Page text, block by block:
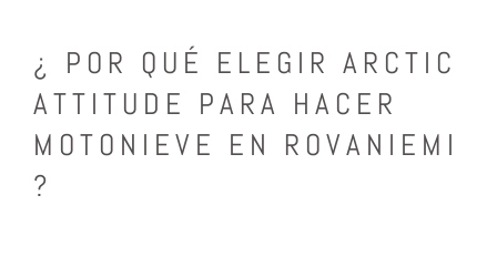
¿ POR QUÉ ELEGIR ARCTIC
ATTITUDE PARA HACER
MOTONIEVE EN ROVANIEMI
?